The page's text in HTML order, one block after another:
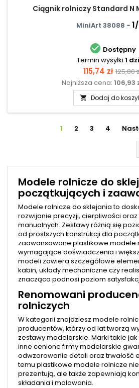
Ciągnik rolniczy Standard N
MiniArt 38088 -
 Dostępny
Termin wysyłki 1
Cena
115,74 zł Cena
125,80
Najniższa cena: 106,93
 Dodaj do
1 2 3 4
Modele rolnicze do
początkujących i
Modele rolnicze do sklejania to
rozwijanie precyzji, cierpliwości
manualnych. Zestawy różnią się
od prostszych konstrukcji dla
zaawansowane plastikowe modele
wymagające doświadczenia i
modeli zawiera szczegółowe
kabin, układy mechaniczne czy
znacząco podnosi poziom
Renomowani
rolniczych
W kategorii znajdziesz modele
producentów, którzy od lat tworzą
zestawy modelarskie. Marki takie jak
inne cenione firmy modelarskie
odwzorowanie detali oraz trwałość
temu plastikowe modele rolnicze
prezentują, ale także zapewniają
składania i malowania.